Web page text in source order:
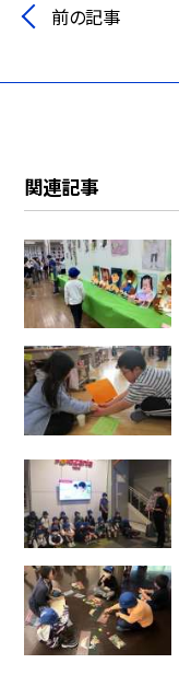
前の記事
関連記事